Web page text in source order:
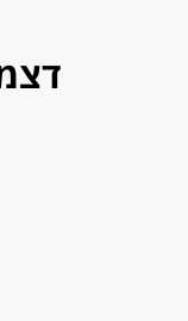
דצמבר